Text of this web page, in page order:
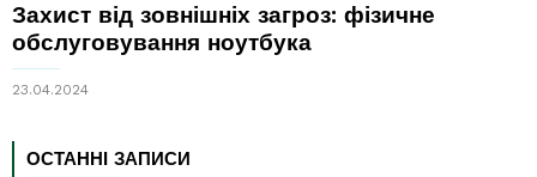
Захист від зовнішніх загроз: фізичне
обслуговування ноутбука
23.04.2024
ОСТАННІ ЗАПИСИ